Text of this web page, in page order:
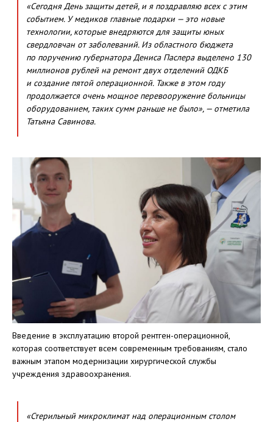
«Сегодня День защиты детей, и я поздравляю всех с этим
событием. У медиков главные подарки — это новые
технологии, которые внедряются для защиты юных
свердловчан от заболеваний. Из областного бюджета
по поручению губернатора Дениса Паслера выделено 130
миллионов рублей на ремонт двух отделений ОДКБ
и создание пятой операционной. Также в этом году
продолжается очень мощное перевооружение больницы
оборудованием, таких сумм раньше не было», — отметила
Татьяна Савинова.
Введение в эксплуатацию второй рентген-операционной,
которая соответствует всем современным требованиям, стало
важным этапом модернизации хирургической службы
учреждения здравоохранения.
«Стерильный микроклимат над операционным столом